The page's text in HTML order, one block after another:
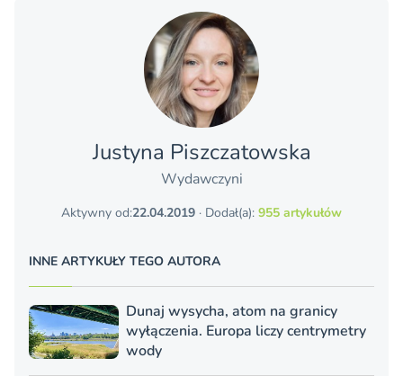
Justyna Piszczatowska
Wydawczyni
Aktywny od:22.04.2019 · Dodał(a): 955 artykułów
INNE ARTYKUŁY TEGO AUTORA
Dunaj wysycha, atom na granicy
wyłączenia. Europa liczy centrymetry
wody